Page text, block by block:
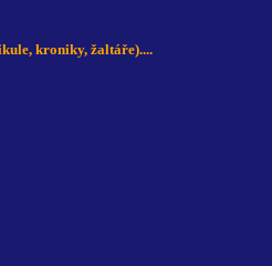
kroniky, žaltáře)....